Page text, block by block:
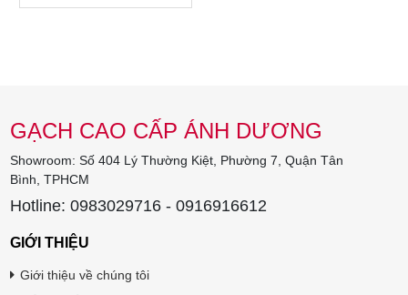
GẠCH CAO CẤP ÁNH DƯƠNG
Showroom: Số 404 Lý Thường Kiệt, Phường 7, Quận Tân
Bình, TPHCM
Hotline: 0983029716 - 0916916612
GIỚI THIỆU
Giới thiệu về chúng tôi